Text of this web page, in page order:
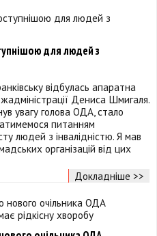
для людей з
відбулась апаратна
Дениса Шмигаля.
увагу голова ОДА, стало
питанням
людей з інвалідністю. Я мав
організацій від цих
Докладніше >>